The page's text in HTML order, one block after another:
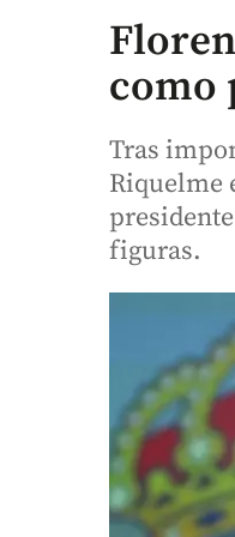
como
Tras
Riquelme
figuras.